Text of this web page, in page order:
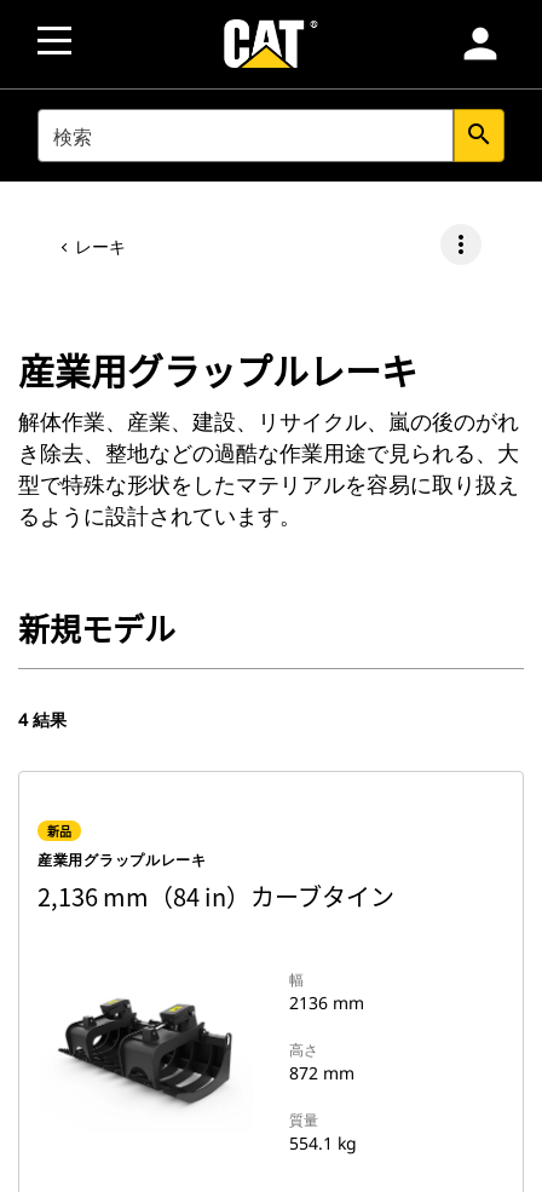
person
SEARCH search
レーキ more_vert
産業用グラップルレーキ
解体作業、産業、建設、リサイクル、嵐の後のがれ
き除去、整地などの過酷な作業用途で見られる、大
型で特殊な形状をしたマテリアルを容易に取り扱え
るように設計されています。
新規モデル
4 結果
新品
産業用グラップルレーキ
2,136 mm（84 in）カーブタイン
幅
2136 mm
高さ
872 mm
質量
554.1 kg